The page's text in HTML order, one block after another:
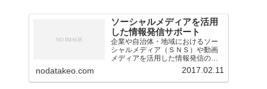
ソーシャルメディアを活用
した情報発信サポート
企業や自治体・地域におけるソー
シャルメディア（ＳＮＳ）や動画
メディアを活用した情報発信のサ
ポート（アドバイスや運用支援）
nodatakeo.com 2017.02.11